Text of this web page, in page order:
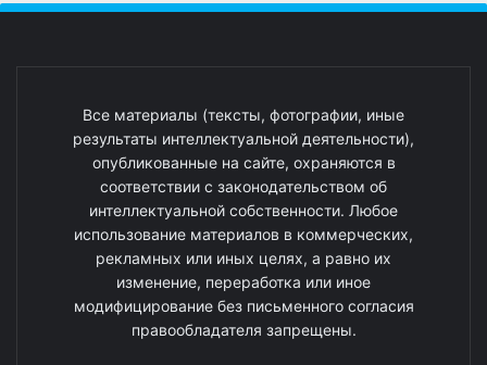
Все материалы (тексты, фотографии, иные
результаты интеллектуальной деятельности),
опубликованные на сайте, охраняются в
соответствии с законодательством об
интеллектуальной собственности. Любое
использование материалов в коммерческих,
рекламных или иных целях, а равно их
изменение, переработка или иное
модифицирование без письменного согласия
правообладателя запрещены.